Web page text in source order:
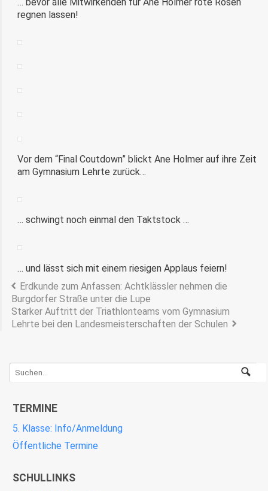
regnen lassen!
Vor dem “Final Coutdown” blickt Ane Holmer auf ihre Zeit
am Gymnasium Lehrte zurück…
… schwingt noch einmal den Taktstock …
… und lässt sich mit einem riesigen Applaus feiern!
Erdkunde zum Anfassen: Achtklässler nehmen die
Burgdorfer Straße unter die Lupe
Starker Auftritt der Triathlonteams vom Gymnasium
Lehrte bei den Landesmeisterschaften der Schulen
TERMINE
5. Klasse: Info/Anmeldung
Öffentliche Termine
SCHULLINKS